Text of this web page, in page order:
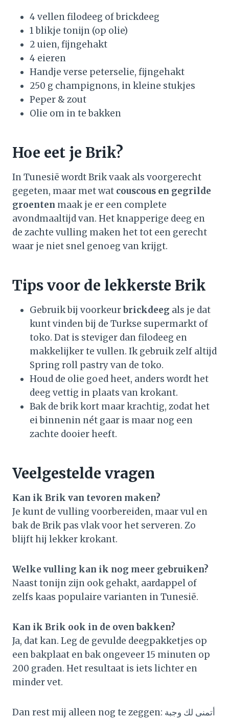
4 vellen filodeeg of brickdeeg
1 blikje tonijn (op olie)
2 uien, fijngehakt
4 eieren
Handje verse peterselie, fijngehakt
250 g champignons, in kleine stukjes
Peper & zout
Olie om in te bakken
Hoe eet je Brik?
In Tunesië wordt Brik vaak als voorgerecht
gegeten, maar met wat couscous en gegrilde
groenten maak je er een complete
avondmaaltijd van. Het knapperige deeg en
de zachte vulling maken het tot een gerecht
waar je niet snel genoeg van krijgt.
Tips voor de lekkerste Brik
Gebruik bij voorkeurbrickdeeg als je dat
kunt vinden bij de Turkse supermarkt of
toko. Dat is steviger dan filodeeg en
makkelijker te vullen. Ik gebruik zelf altijd
Spring roll pastry van de toko.
Houd de olie goed heet, anders wordt het
deeg vettig in plaats van krokant.
Bak de brik kort maar krachtig, zodat het
ei binnenin nét gaar is maar nog een
zachte dooier heeft.
Veelgestelde vragen
Kan ik Brik van tevoren maken?
Je kunt de vulling voorbereiden, maar vul en
bak de Brik pas vlak voor het serveren. Zo
blijft hij lekker krokant.
Welke vulling kan ik nog meer gebruiken?
Naast tonijn zijn ook gehakt, aardappel of
zelfs kaas populaire varianten in Tunesië.
Kan ik Brik ook in de oven bakken?
Ja, dat kan. Leg de gevulde deegpakketjes op
een bakplaat en bak ongeveer 15 minuten op
200 graden. Het resultaat is iets lichter en
minder vet.
Dan rest mij alleen nog te zeggen: أتمنى لك وجبة